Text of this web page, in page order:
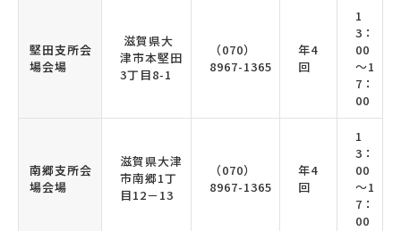
堅田支所会
場会場
滋賀県大
津市本堅田
3丁目8-1
（070）
8967-1365
年4
回
1
3：
00
～1
7：
00
南郷支所会
場会場
滋賀県大津
市南郷1丁
目12－13
（070）
8967-1365
年4
回
1
3：
00
～1
7：
00